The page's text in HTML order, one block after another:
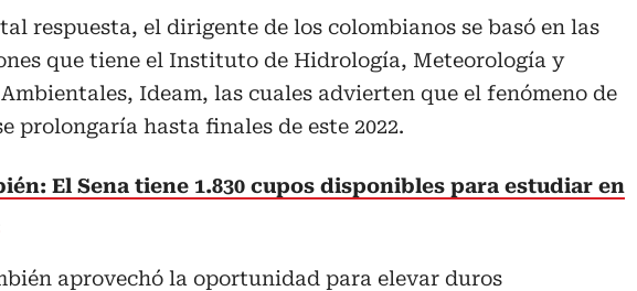
respuesta, el dirigente de los colombianos se basó en las
que tiene el Instituto de Hidrología, Meteorología y
Ideam, las cuales advierten que el fenómeno de
prolongaría hasta finales de este 2022.
El Sena tiene 1.830 cupos disponibles para estudiar en
aprovechó la oportunidad para elevar duros